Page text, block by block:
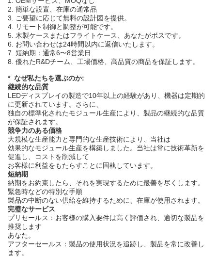
2. 簡単な設置、在庫の通常品
3. ご要望に応じて無料の設計図を提供。
4. リモート制御と調整が可能です。
5. 木製ケースまたはフライトケース、あなたがボスです。
6. お問い合わせは24時間以内に返信いたします。
7. 短納期：通常6〜8営業日
8. 優れたR&Dチーム、工場価格、高品質の商品を保証します。
* なぜ私たちを選ぶのか:
継続的な品質
LEDディスプレイの製造で10年以上の経験があり、機器は定期的
に更新されています。さらに、
独自の標準化されたモジュール生産により、製品の継続的な品質
が保証されます。
競争力のある価格
大規模な生産能力と専門的な生産技術により、当社は
効果的なモジュール生産を構築しました。当社は常に技術革新を
促進し、コストを削減して
お客様に利益をもたらすことに固執しています。
短納期
納期をお約束したら、それを実現するために最善を尽くします。
緊急時などの特別な手順
製品の中断のない供給を維持するために、在庫が使用されます。
完璧なサービス
プリセールス：お客様の購入要件は高く評価され、適切な製品を
推奨します
あなた。
アフターセールス：製品の使用状況を追跡し、製品を常に改善し
ます。